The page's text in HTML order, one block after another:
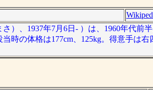
）、1937年7月6日- ）は、1960年代前
時の体格は177cm、125kg。得意手は